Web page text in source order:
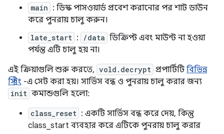
main : ডিস্ক পাসওয়ার্ড প্রবেশ করানোর পর শাট ডাউন
করে পুনরায় চালু করুন।
late_start : /data ডিক্রিপ্ট এবং মাউন্ট না হওয়া
পর্যন্ত এটি চালু হয় না।
এই ক্রিয়াগুলি শুরু করতে, vold.decrypt প্রপার্টিটি বিভিন্ন
স্ট্রিং -এ সেট করা হয়। সার্ভিস বন্ধ ও পুনরায় চালু করার জন্য
init কমান্ডগুলি হলো:
class_reset : একটি সার্ভিস বন্ধ করে দেয়, কিন্তু
class_start ব্যবহার করে এটিকে পুনরায় চালু করার